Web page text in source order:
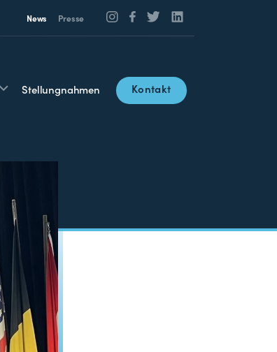
News Presse
Stellungnahmen Kontakt